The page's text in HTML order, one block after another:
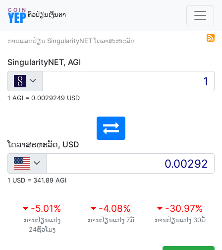
ຕົວປ່ຽນເງິນຕາ
ການແລກປ່ຽນ SingularityNET ໂດລາສະຫະລັດ
SingularityNET, AGI
1 AGI = 0.0029249 USD
ໂດລາສະຫະລັດ, USD
1 USD = 341.89 AGI
-5.01%
ການປ່ຽນແປງ
24ຊົ່ວໂມງ
-4.08%
ການປ່ຽນແປງ 7ມື້
-30.97%
ການປ່ຽນແປງ 30ມື້